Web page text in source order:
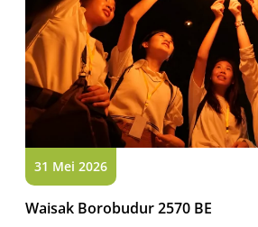
31 Mei 2026
Waisak Borobudur 2570 BE